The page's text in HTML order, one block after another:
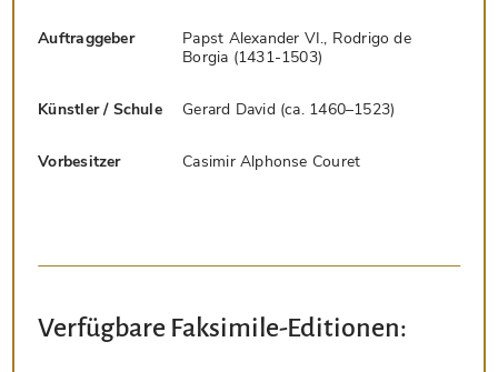
Auftraggeber
Papst Alexander VI., Rodrigo de
Borgia (1431-1503)
Künstler / Schule Gerard David (ca. 1460–1523)
Vorbesitzer Casimir Alphonse Couret
Verfügbare Faksimile-Editionen: